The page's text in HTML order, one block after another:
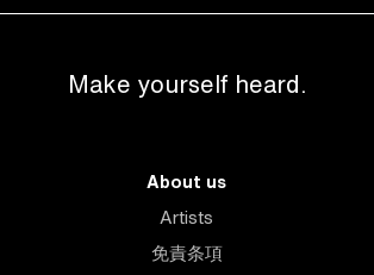
Make yourself heard.
About us
Artists
免責条項